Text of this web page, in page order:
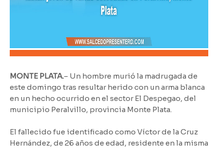
MONTE PLATA.– Un hombre murió la madrugada de
este domingo tras resultar herido con un arma blanca
en un hecho ocurrido en el sector El Despegao, del
municipio Peralvillo, provincia Monte Plata.
El fallecido fue identificado como Víctor de la Cruz
Hernández, de 26 años de edad, residente en la misma